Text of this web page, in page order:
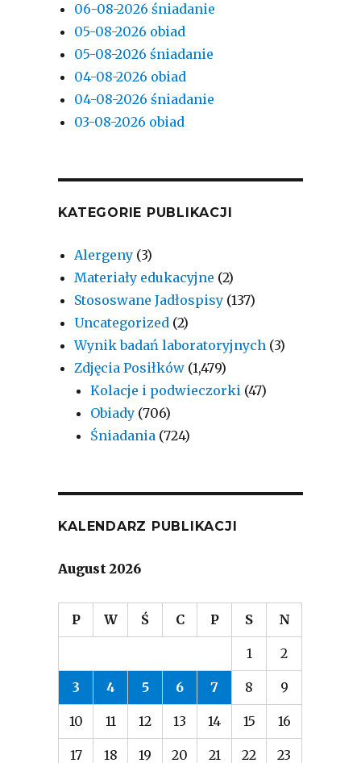
06-08-2026 śniadanie
05-08-2026 obiad
05-08-2026 śniadanie
04-08-2026 obiad
04-08-2026 śniadanie
03-08-2026 obiad
KATEGORIE PUBLIKACJI
Alergeny (3)
Materiały edukacyjne (2)
Stososwane Jadłospisy (137)
Uncategorized (2)
Wynik badań laboratoryjnych (3)
Zdjęcia Posiłków (1,479)
Kolacje i podwieczorki (47)
Obiady (706)
Śniadania (724)
KALENDARZ PUBLIKACJI
August 2026
P W Ś C P S N
1 2
3 4 5 6 7 8 9
10 11 12 13 14 15 16
17 18 19 20 21 22 23